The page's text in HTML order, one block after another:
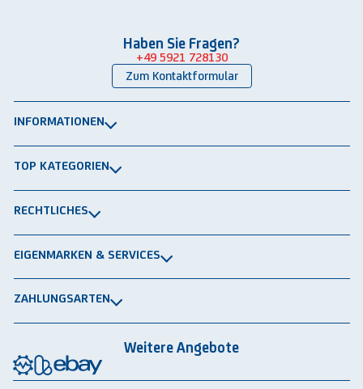
Haben Sie Fragen?
+49 5921 728130
Zum Kontaktformular
INFORMATIONEN
Newsletter
TOP KATEGORIEN
Schwerlastregale
Lagerbehälten
RECHTLICHES
Datenschutz
Cookie-Einstellungen
EIGENMARKEN & SERVICES
Integrationspartner
Rückbauten & Ankauf gebrauchter Lagertechnik
ZAHLUNGSARTEN
Weitere Angebote